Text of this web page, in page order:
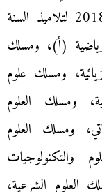
مادة «اللغة الإيطالية» دورة يونيو العادية 2018 لتلاميذ السنة
(أ)، ومسلك
ومسلك علوم
ومسلك العلوم
ومسلك العلوم
والتكنولوجيات
العلوم الشرعية،